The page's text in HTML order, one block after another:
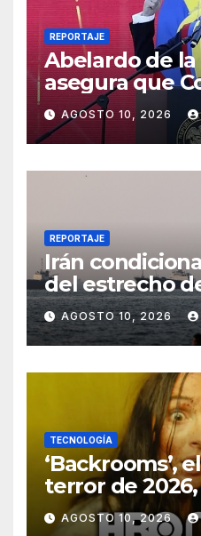
REPORTAJE
Abelardo de la
asegura que
apoyar la
‘libertad’ en
AGOSTO 10, 2026
REPORTAJE
Irán
del estrecho
concesiones
AGOSTO 10, 2026
TECNOLOGÍA
‘Backrooms’,
terror de
de estreno en
AGOSTO 10, 2026